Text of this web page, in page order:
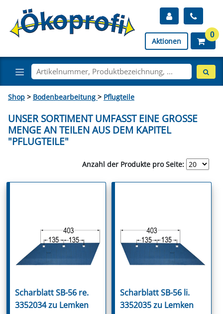
Aktionen
0
Shop > Bodenbearbeitung > Pflugteile
UNSER SORTIMENT UMFASST EINE GROSSE M
ENGE AN TEILEN AUS DEM KAPITEL "
PFLUGTEILE"
Anzahl der Produkte pro Seite:
Scharblatt SB-56 re.
3352034 zu Lemken
Scharblatt SB-56 li.
3352035 zu Lemken